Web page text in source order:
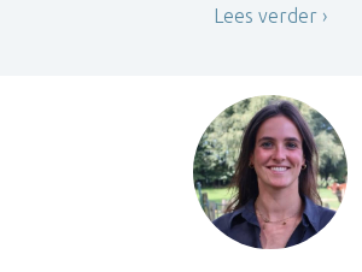
Lees verder